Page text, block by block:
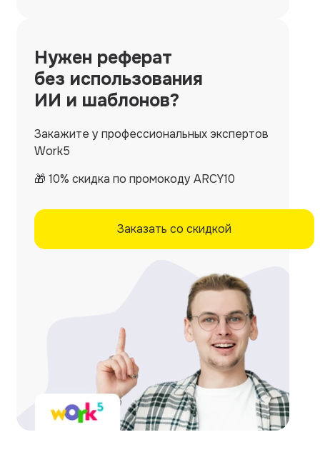
Нужен реферат
без использования
ИИ и шаблонов?
Закажите у профессиональных экспертов
Work5
🎁 10% скидка по промокоду ARCY10
Заказать со скидкой